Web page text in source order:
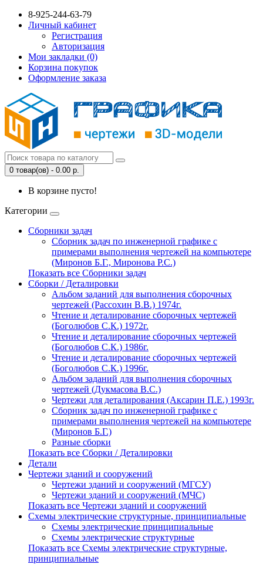
8-925-244-63-79
Личный кабинет
Регистрация
Авторизация
Мои закладки (0)
Корзина покупок
Оформление заказа
0 товар(ов) - 0.00 р.
В корзине пусто!
Категории
Сборники задач
Сборник задач по инженерной графике с
примерами выполнения чертежей на компьютере
(Миронов Б.Г., Миронова Р.С.)
Показать все Сборники задач
Сборки / Деталировки
Альбом заданий для выполнения сборочных
чертежей (Рассохин В.В.) 1974г.
Чтение и деталирование сборочных чертежей
(Боголюбов С.К.) 1972г.
Чтение и деталирование сборочных чертежей
(Боголюбов С.К.) 1986г.
Чтение и деталирование сборочных чертежей
(Боголюбов С.К.) 1996г.
Альбом заданий для выполнения сборочных
чертежей (Дукмасова В.С.)
Чертежи для деталирования (Аксарин П.Е.) 1993г.
Сборник задач по инженерной графике с
примерами выполнения чертежей на компьютере
(Миронов Б.Г.)
Разные сборки
Показать все Сборки / Деталировки
Детали
Чертежи зданий и сооружений
Чертежи зданий и сооружений (МГСУ)
Чертежи зданий и сооружений (МЧС)
Показать все Чертежи зданий и сооружений
Схемы электрические структурные, принципиальные
Схемы электрические принципиальные
Схемы электрические структурные
Показать все Схемы электрические структурные,
принципиальные